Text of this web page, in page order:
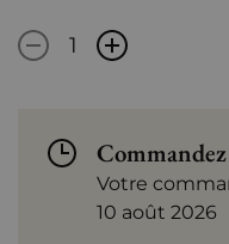
- +
Votre
10 août 2026